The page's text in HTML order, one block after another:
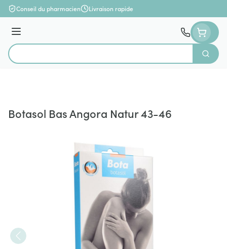
Aller au contenu
Conseil du pharmacien Livraison rapide
Menu
Rechercher
Botasol Bas Angora Natur 43-46